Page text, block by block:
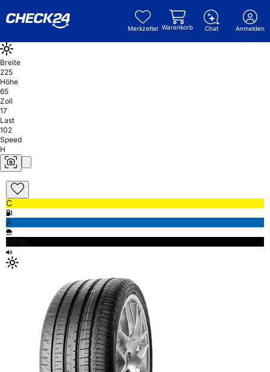
Merkzettel Warenkorb Chat Anmelden
Breite
225
Höhe
65
Zoll
17
Last
102
Speed
H
C
A
69db